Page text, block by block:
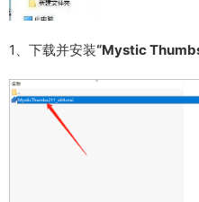
1、下载并安装“Mystic